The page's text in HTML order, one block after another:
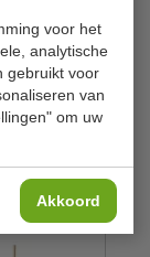
voor het
analytische
gebruikt voor
van
om uw
Akkoord